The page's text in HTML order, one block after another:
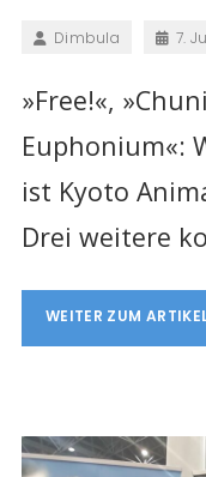
Dimbula 7.
»Free!«,
Euphonium«:
ist Kyoto
Drei weitere
WEITER ZUM